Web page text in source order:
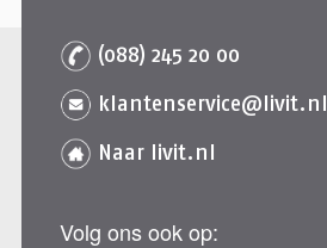
(088) 245 20 00
klantenservice@livit.nl
Naar livit.nl
Volg ons ook op: